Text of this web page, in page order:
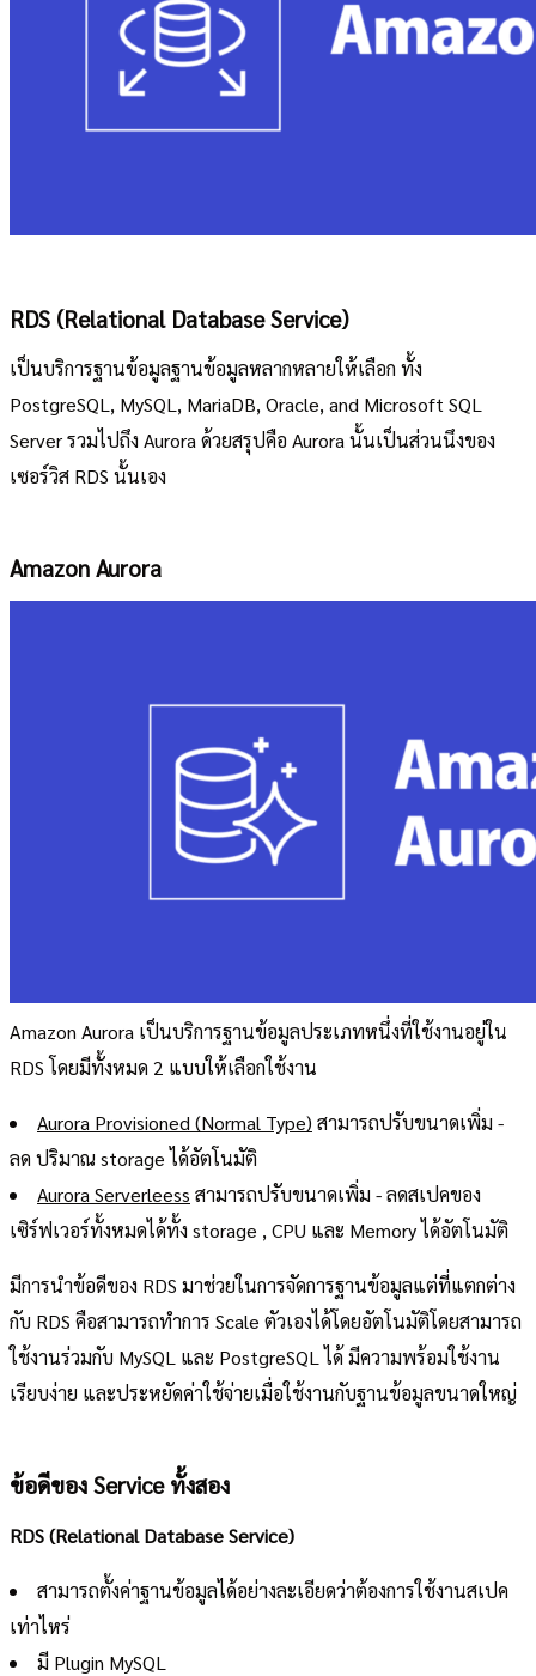
RDS (Relational Database Service)
เป็นบริการฐานข้อมูลฐานข้อมูลหลากหลายให้เลือก ทั้ง
PostgreSQL, MySQL, MariaDB, Oracle, and Microsoft SQL
Server รวมไปถึง Aurora ด้วยสรุปคือ Aurora นั้นเป็นส่วนนึงของ
เซอร์วิส RDS นั้นเอง
Amazon Aurora
Amazon Aurora เป็นบริการฐานข้อมูลประเภทหนึ่งที่ใช้งานอยู่ใน
RDS โดยมีทั้งหมด 2 แบบให้เลือกใช้งาน
Aurora Provisioned (Normal Type) สามารถปรับขนาดเพิ่ม -
ลด ปริมาณ storage ได้อัตโนมัติ
Aurora Serverleess สามารถปรับขนาดเพิ่ม - ลดสเปคของ
เซิร์ฟเวอร์ทั้งหมดได้ทั้ง storage , CPU และ Memory ได้อัตโนมัติ
มีการนำข้อดีของ RDS มาช่วยในการจัดการฐานข้อมูลแต่ที่แตกต่าง
กับ RDS คือสามารถทำการ Scale ตัวเองได้โดยอัตโนมัติโดยสามารถ
ใช้งานร่วมกับ MySQL และ PostgreSQL ได้ มีความพร้อมใช้งาน
เรียบง่าย และประหยัดค่าใช้จ่ายเมื่อใช้งานกับฐานข้อมูลขนาดใหญ่
ข้อดีของ Service ทั้งสอง
RDS (Relational Database Service)
สามารถตั้งค่าฐานข้อมูลได้อย่างละเอียดว่าต้องการใช้งานสเปค
เท่าไหร่
มี Plugin MySQL